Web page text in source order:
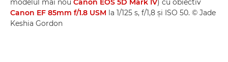
modelul mai nou Canon EOS 5D Mark IV) cu obiectiv
Canon EF 85mm f/1.8 USM la 1/125 s, f/1,8 şi ISO 50. © Jade
Keshia Gordon